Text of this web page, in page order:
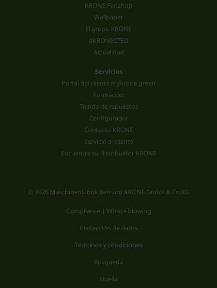
KRONE Fanshop
Wallpaper
El grupo KRONE
#KRONECTED
Actualidad
Servicios
Portal del cliente mykrone.green
Formación
Tienda de repuestos
Configurador
Contacto KRONE
Servicio al cliente
Encuentre su distribuidor KRONE
© 2026 Maschinenfabrik Bernard KRONE GmbH & Co.KG
Compliance | Whiste blowing
Protección de datos
Términos y condiciones
Búsqueda
Huella